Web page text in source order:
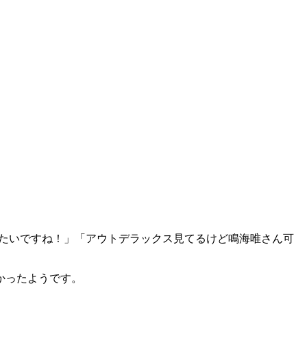
いですね！」「アウトデラックス見てるけど鳴海唯さん可
たようです。